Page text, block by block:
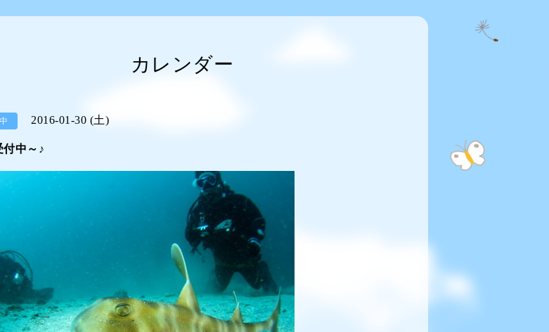
カレンダー
2016-01-30 (土)
付中～♪